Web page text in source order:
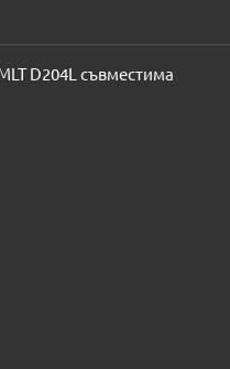
D204L съвместима